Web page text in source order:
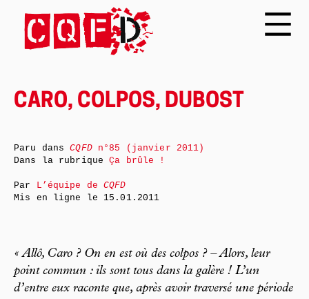
CARO, COLPOS, DUBOST
« Allô, Caro ? On en est où des colpos ? – Alors, leur
point commun : ils sont tous dans la galère ! L’un
d’entre eux raconte que, après avoir traversé une période
Paru dansCQFDn°85 (janvier 2011)
Dans la rubriqueÇa brûle !
Par L’équipe deCQFD
Mis en ligne le 15.01.2011